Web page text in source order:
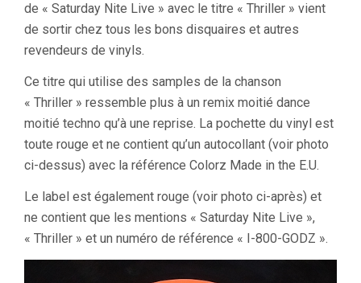
de « Saturday Nite Live » avec le titre « Thriller » vient
de sortir chez tous les bons disquaires et autres
revendeurs de vinyls.
Ce titre qui utilise des samples de la chanson
« Thriller » ressemble plus à un remix moitié dance
moitié techno qu’à une reprise. La pochette du vinyl est
toute rouge et ne contient qu’un autocollant (voir photo
ci-dessus) avec la référence Colorz Made in the E.U.
Le label est également rouge (voir photo ci-après) et
ne contient que les mentions « Saturday Nite Live »,
« Thriller » et un numéro de référence « I-800-GODZ ».